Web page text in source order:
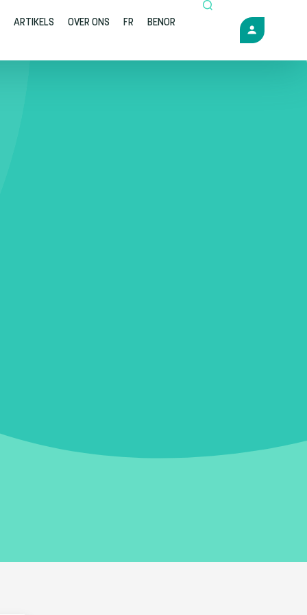
ARTIKELS OVER ONS FR BENOR